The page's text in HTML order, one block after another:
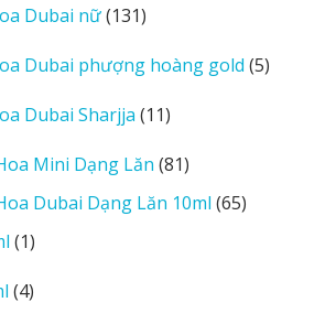
phẩm
Dubai nữ 131131
phẩm
Dubai phượng hoàng gold 55
Dubai Sharjja 1111
phẩm
Mini Dạng Lăn 8181
sản
phẩm
Dubai Dạng Lăn 10ml 6565
11
phẩm
44